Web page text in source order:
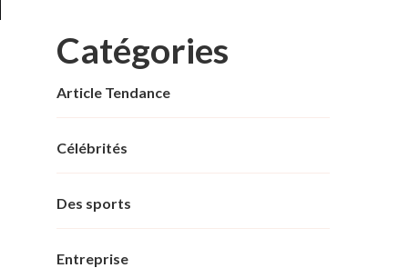
Catégories
Article Tendance
Célébrités
Des sports
Entreprise